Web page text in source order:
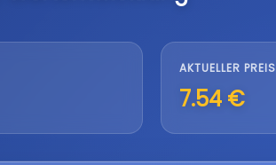
AKTUELLER PREIS
7.54 €